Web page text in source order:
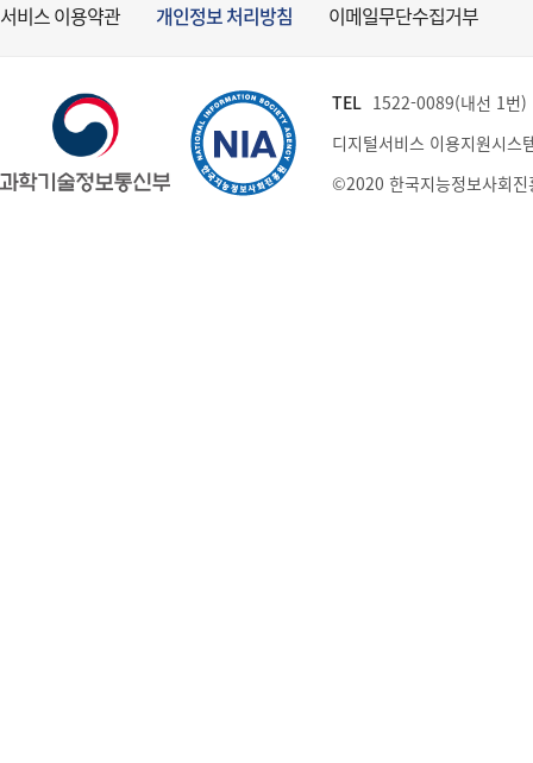
서비스 이용약관 개인정보 처리방침 이메일무단수집거부
TEL 1522-0089(내선 1번
디지털서비스 이용지원시스
©2020 한국지능정보사회진